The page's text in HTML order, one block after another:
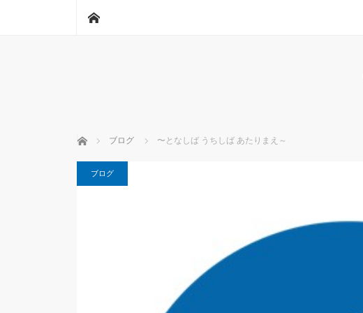
ホーム ブログ 〜となしば うちしば あたりまえ～
ブログ